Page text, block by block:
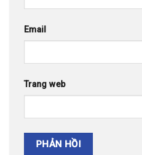
Email
Trang web